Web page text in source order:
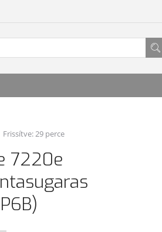
Frissítve: 29 perce
7220e